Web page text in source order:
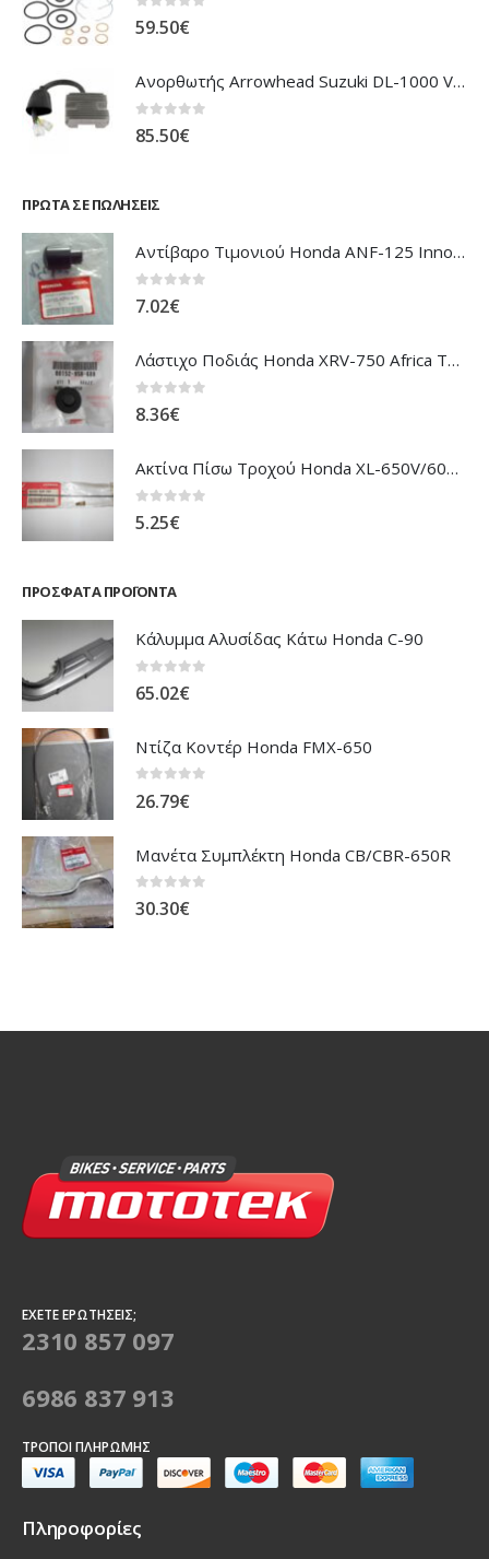
0 out of 5
59.50€
Ανορθωτής Arrowhead Suzuki DL-1000 V'Strom
0out of 5
85.50€
ΠΡΏΤΑ ΣΕ ΠΩΛΉΣΕΙΣ
Αντίβαρο Τιμονιού Honda ANF-125 Innova
0out of 5
7.02€
Λάστιχο Ποδιάς Honda XRV-750 Africa Twin
0out of 5
8.36€
Ακτίνα Πίσω Τροχού Honda XL-650V/600V Transalp
5.25€
ΠΡΌΣΦΑΤΑ ΠΡΟΪΌΝΤΑ
Κάλυμμα Αλυσίδας Κάτω Honda C-90
65.02€
Ντίζα Κοντέρ Honda FMX-650
26.79€
Μανέτα Συμπλέκτη Honda CB/CBR-650R
0 out of 5
30.30€
ΈΧΕΤΕ ΕΡΩΤΉΣΕΙΣ;
2310 857 097
6986 837 913
ΤΡΌΠΟΙ ΠΛΗΡΩΜΉΣ
Πληροφορίες